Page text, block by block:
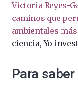
Victoria Reyes-
caminos que
ambientales
ciencia, Yo
Para